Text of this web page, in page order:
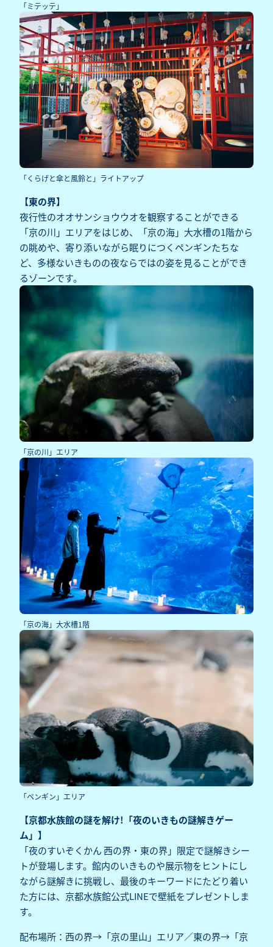
「ミテッテ」
「くらげと傘と風鈴と」ライトアップ
【東の界】
夜行性のオオサンショウウオを観察することができる
「京の川」エリアをはじめ、「京の海」大水槽の1階から
の眺めや、寄り添いながら眠りにつくペンギンたちな
ど、多様ないきものの夜ならではの姿を見ることができ
るゾーンです。
「京の川」エリア
「京の海」大水槽1階
「ペンギン」エリア
【京都水族館の謎を解け!「夜のいきもの謎解きゲー
ム」】
「夜のすいぞくかん 西の界・東の界」限定で謎解きシー
トが登場します。館内のいきものや展示物をヒントにし
ながら謎解きに挑戦し、最後のキーワードにたどり着い
た方には、京都水族館公式LINEで壁紙をプレゼントしま
す。
配布場所：西の界→「京の里山」エリア／東の界→「京